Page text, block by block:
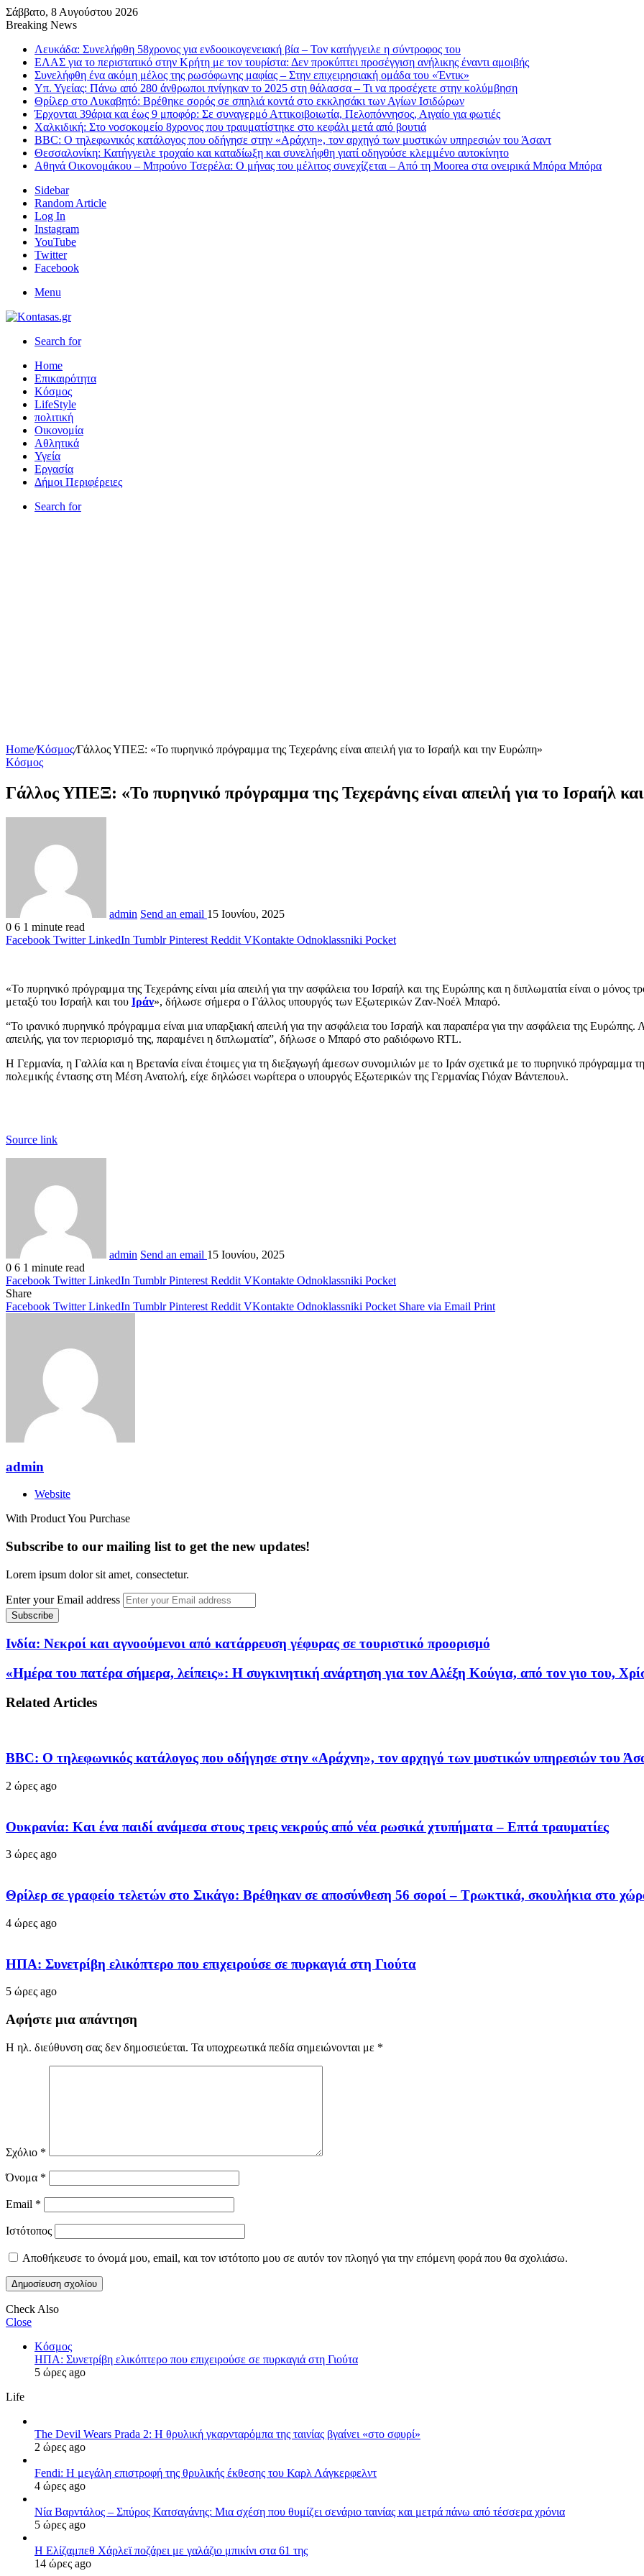
Σάββατο, 8 Αυγούστου 2026
Breaking News
Λευκάδα: Συνελήφθη 58χρονος για ενδοοικογενειακή βία – Τον κατήγγειλε η σύντροφος του
ΕΛΑΣ για το περιστατικό στην Κρήτη με τον τουρίστα: Δεν προκύπτει προσέγγιση ανήλικης έναντι αμοιβής
Συνελήφθη ένα ακόμη μέλος της ρωσόφωνης μαφίας – Στην επιχειρησιακή ομάδα του «Έντικ»
Υπ. Υγείας: Πάνω από 280 άνθρωποι πνίγηκαν το 2025 στη θάλασσα – Τι να προσέχετε στην κολύμβηση
Θρίλερ στο Λυκαβητό: Βρέθηκε σορός σε σπηλιά κοντά στο εκκλησάκι των Αγίων Ισιδώρων
Έρχονται 39άρια και έως 9 μποφόρ: Σε συναγερμό Αττικοιβοιωτία, Πελοπόννησος, Αιγαίο για φωτιές
Χαλκιδική: Στο νοσοκομείο 8χρονος που τραυματίστηκε στο κεφάλι μετά από βουτιά
BBC: Ο τηλεφωνικός κατάλογος που οδήγησε στην «Αράχνη», τον αρχηγό των μυστικών υπηρεσιών του Άσαντ
Θεσσαλονίκη: Κατήγγειλε τροχαίο και καταδίωξη και συνελήφθη γιατί οδηγούσε κλεμμένο αυτοκίνητο
Αθηνά Οικονομάκου – Μπρούνο Τσερέλα: Ο μήνας του μέλιτος συνεχίζεται – Από τη Moorea στα ονειρικά Μπόρα Μπόρα
Sidebar
Random Article
Log In
Instagram
YouTube
Twitter
Facebook
Menu
Search for
Home
Επικαιρότητα
Κόσμος
LifeStyle
πολιτική
Οικονομία
Αθλητικά
Υγεία
Εργασία
Δήμοι Περιφέρειες
Search for
Home/Κόσμος/Γάλλος ΥΠΕΞ: «Το πυρηνικό πρόγραμμα της Τεχεράνης είναι απειλή για το Ισραήλ και την Ευρώπη»
Κόσμος
Γάλλος ΥΠΕΞ: «Το πυρηνικό πρόγραμμα της Τεχεράνης είναι απειλή για το Ισραήλ
admin Send an email 15 Ιουνίου, 2025
0 6 1 minute read
Facebook Twitter LinkedIn Tumblr Pinterest Reddit VKontakte Odnoklassniki Pocket
«Το πυρηνικό πρόγραμμα της Τεχεράνης είναι μία απειλή για την ασφάλεια του Ισραήλ και της Ευρώπης και η διπλωματία είναι ο μόνος
μεταξύ του Ισραήλ και του Ιράν», δήλωσε σήμερα ο Γάλλος υπουργός των Εξωτερικών Ζαν-Νοέλ Μπαρό.
“Το ιρανικό πυρηνικό πρόγραμμα είναι μια υπαρξιακή απειλή για την ασφάλεια του Ισραήλ και παραπέρα για την ασφάλεια της
απειλής, για τον περιορισμό της, παραμένει η διπλωματία”, δήλωσε ο Μπαρό στο ραδιόφωνο RTL.
Η Γερμανία, η Γαλλία και η Βρετανία είναι έτοιμες για τη διεξαγωγή άμεσων συνομιλιών με το Ιράν σχετικά με το πυρηνικό
πολεμικής έντασης στη Μέση Ανατολή, είχε δηλώσει νωρίτερα ο υπουργός Εξωτερικών της Γερμανίας Γιόχαν Βάντεπουλ.
Source link
admin Send an email 15 Ιουνίου, 2025
0 6 1 minute read
Facebook Twitter LinkedIn Tumblr Pinterest Reddit VKontakte Odnoklassniki Pocket
Share
Facebook Twitter LinkedIn Tumblr Pinterest Reddit VKontakte Odnoklassniki Pocket Share via Email Print
admin
Website
With Product You Purchase
Subscribe to our mailing list to get the new updates!
Lorem ipsum dolor sit amet, consectetur.
Enter your Email address
Ινδία: Νεκροί και αγνοούμενοι από κατάρρευση γέφυρας σε τουριστικό προορισμό
«Ημέρα του πατέρα σήμερα, λείπεις»: Η συγκινητική ανάρτηση για τον Αλέξη Κούγια, από τον γιο του,
Related Articles
BBC: Ο τηλεφωνικός κατάλογος που οδήγησε στην «Αράχνη», τον αρχηγό των μυστικών υπηρεσιών του
2 ώρες ago
Ουκρανία: Και ένα παιδί ανάμεσα στους τρεις νεκρούς από νέα ρωσικά χτυπήματα – Επτά τραυματίες
3 ώρες ago
Θρίλερ σε γραφείο τελετών στο Σικάγο: Βρέθηκαν σε αποσύνθεση 56 σοροί – Τρωκτικά, σκουλήκια στο
4 ώρες ago
ΗΠΑ: Συνετρίβη ελικόπτερο που επιχειρούσε σε πυρκαγιά στη Γιούτα
5 ώρες ago
Αφήστε μια απάντηση
Η ηλ. διεύθυνση σας δεν δημοσιεύεται. Τα υποχρεωτικά πεδία σημειώνονται με *
Σχόλιο *
Όνομα *
Email *
Ιστότοπος
Αποθήκευσε το όνομά μου, email, και τον ιστότοπο μου σε αυτόν τον πλοηγό για την επόμενη φορά που θα σχολιάσω.
Check Also
Close
Κόσμος
ΗΠΑ: Συνετρίβη ελικόπτερο που επιχειρούσε σε πυρκαγιά στη Γιούτα
5 ώρες ago
Life
The Devil Wears Prada 2: Η θρυλική γκαρνταρόμπα της ταινίας βγαίνει «στο σφυρί»
2 ώρες ago
Fendi: Η μεγάλη επιστροφή της θρυλικής έκθεσης του Καρλ Λάγκερφελντ
4 ώρες ago
Νία Βαρντάλος – Σπύρος Κατσαγάνης: Μια σχέση που θυμίζει σενάριο ταινίας και μετρά πάνω από τέσσερα χρόνια
5 ώρες ago
Η Ελίζαμπεθ Χάρλεϊ ποζάρει με γαλάζιο μπικίνι στα 61 της
14 ώρες ago